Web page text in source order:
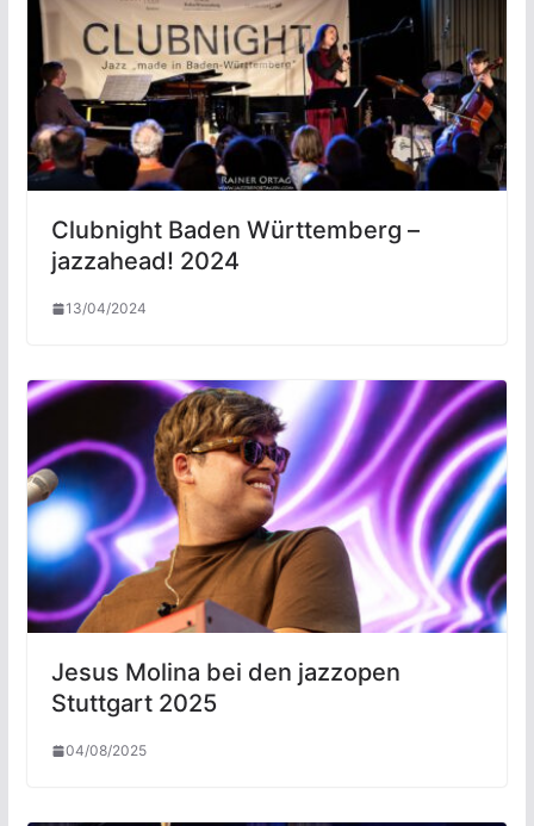
Clubnight Baden Württemberg –
jazzahead! 2024
13/04/2024
Jesus Molina bei den jazzopen
Stuttgart 2025
04/08/2025